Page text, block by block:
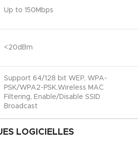
Up to 150Mbps
<20dBm
Support 64/128 bit WEP, WPA-
PSK/WPA2-PSK,Wireless MAC
Filtering, Enable/Disable SSID
Broadcast
LOGICIELLES